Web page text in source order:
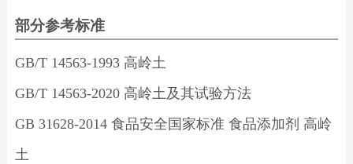
部分参考标准
GB/T 14563-1993 高岭土
GB/T 14563-2020 高岭土及其试验方法
GB 31628-2014 食品安全国家标准 食品添加剂 高岭
土